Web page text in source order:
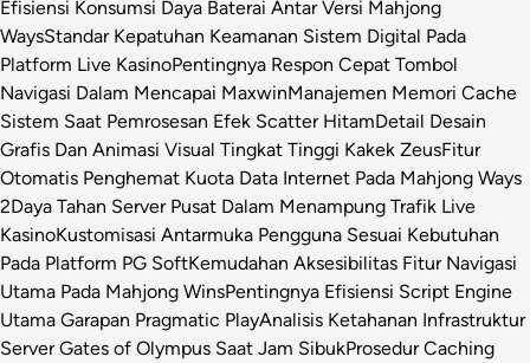
Efisiensi Konsumsi Daya Baterai Antar Versi Mahjong
WaysStandar Kepatuhan Keamanan Sistem Digital Pada
Platform Live KasinoPentingnya Respon Cepat Tombol
Navigasi Dalam Mencapai MaxwinManajemen Memori Cache
Sistem Saat Pemrosesan Efek Scatter HitamDetail Desain
Grafis Dan Animasi Visual Tingkat Tinggi Kakek ZeusFitur
Otomatis Penghemat Kuota Data Internet Pada Mahjong Ways
2Daya Tahan Server Pusat Dalam Menampung Trafik Live
KasinoKustomisasi Antarmuka Pengguna Sesuai Kebutuhan
Pada Platform PG SoftKemudahan Aksesibilitas Fitur Navigasi
Utama Pada Mahjong WinsPentingnya Efisiensi Script Engine
Utama Garapan Pragmatic PlayAnalisis Ketahanan Infrastruktur
Server Gates of Olympus Saat Jam SibukProsedur Caching